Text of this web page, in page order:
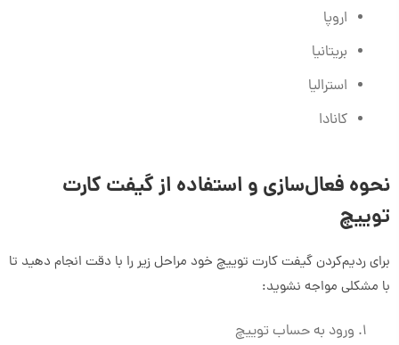
اروپا
بریتانیا
استرالیا
کانادا
نحوه فعال‌سازی و استفاده از گیفت کارت
توییچ
برای ردیم‌کردن گیفت کارت توییچ خود مراحل زیر را با دقت انجام دهید تا
با مشکلی مواجه نشوید:
ورود به حساب توییچ